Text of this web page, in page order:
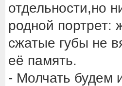
отдельности,но
родной портрет:
сжатые губы не
её память.
- Молчать будем